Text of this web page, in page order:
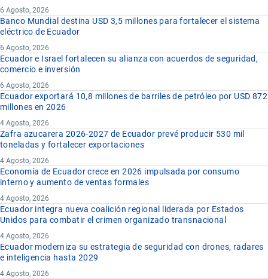
6 Agosto, 2026
Banco Mundial destina USD 3,5 millones para fortalecer el sistema
eléctrico de Ecuador
6 Agosto, 2026
Ecuador e Israel fortalecen su alianza con acuerdos de seguridad,
comercio e inversión
6 Agosto, 2026
Ecuador exportará 10,8 millones de barriles de petróleo por USD 872
millones en 2026
4 Agosto, 2026
Zafra azucarera 2026-2027 de Ecuador prevé producir 530 mil
toneladas y fortalecer exportaciones
4 Agosto, 2026
Economía de Ecuador crece en 2026 impulsada por consumo
interno y aumento de ventas formales
4 Agosto, 2026
Ecuador integra nueva coalición regional liderada por Estados
Unidos para combatir el crimen organizado transnacional
4 Agosto, 2026
Ecuador moderniza su estrategia de seguridad con drones, radares
e inteligencia hasta 2029
4 Agosto, 2026